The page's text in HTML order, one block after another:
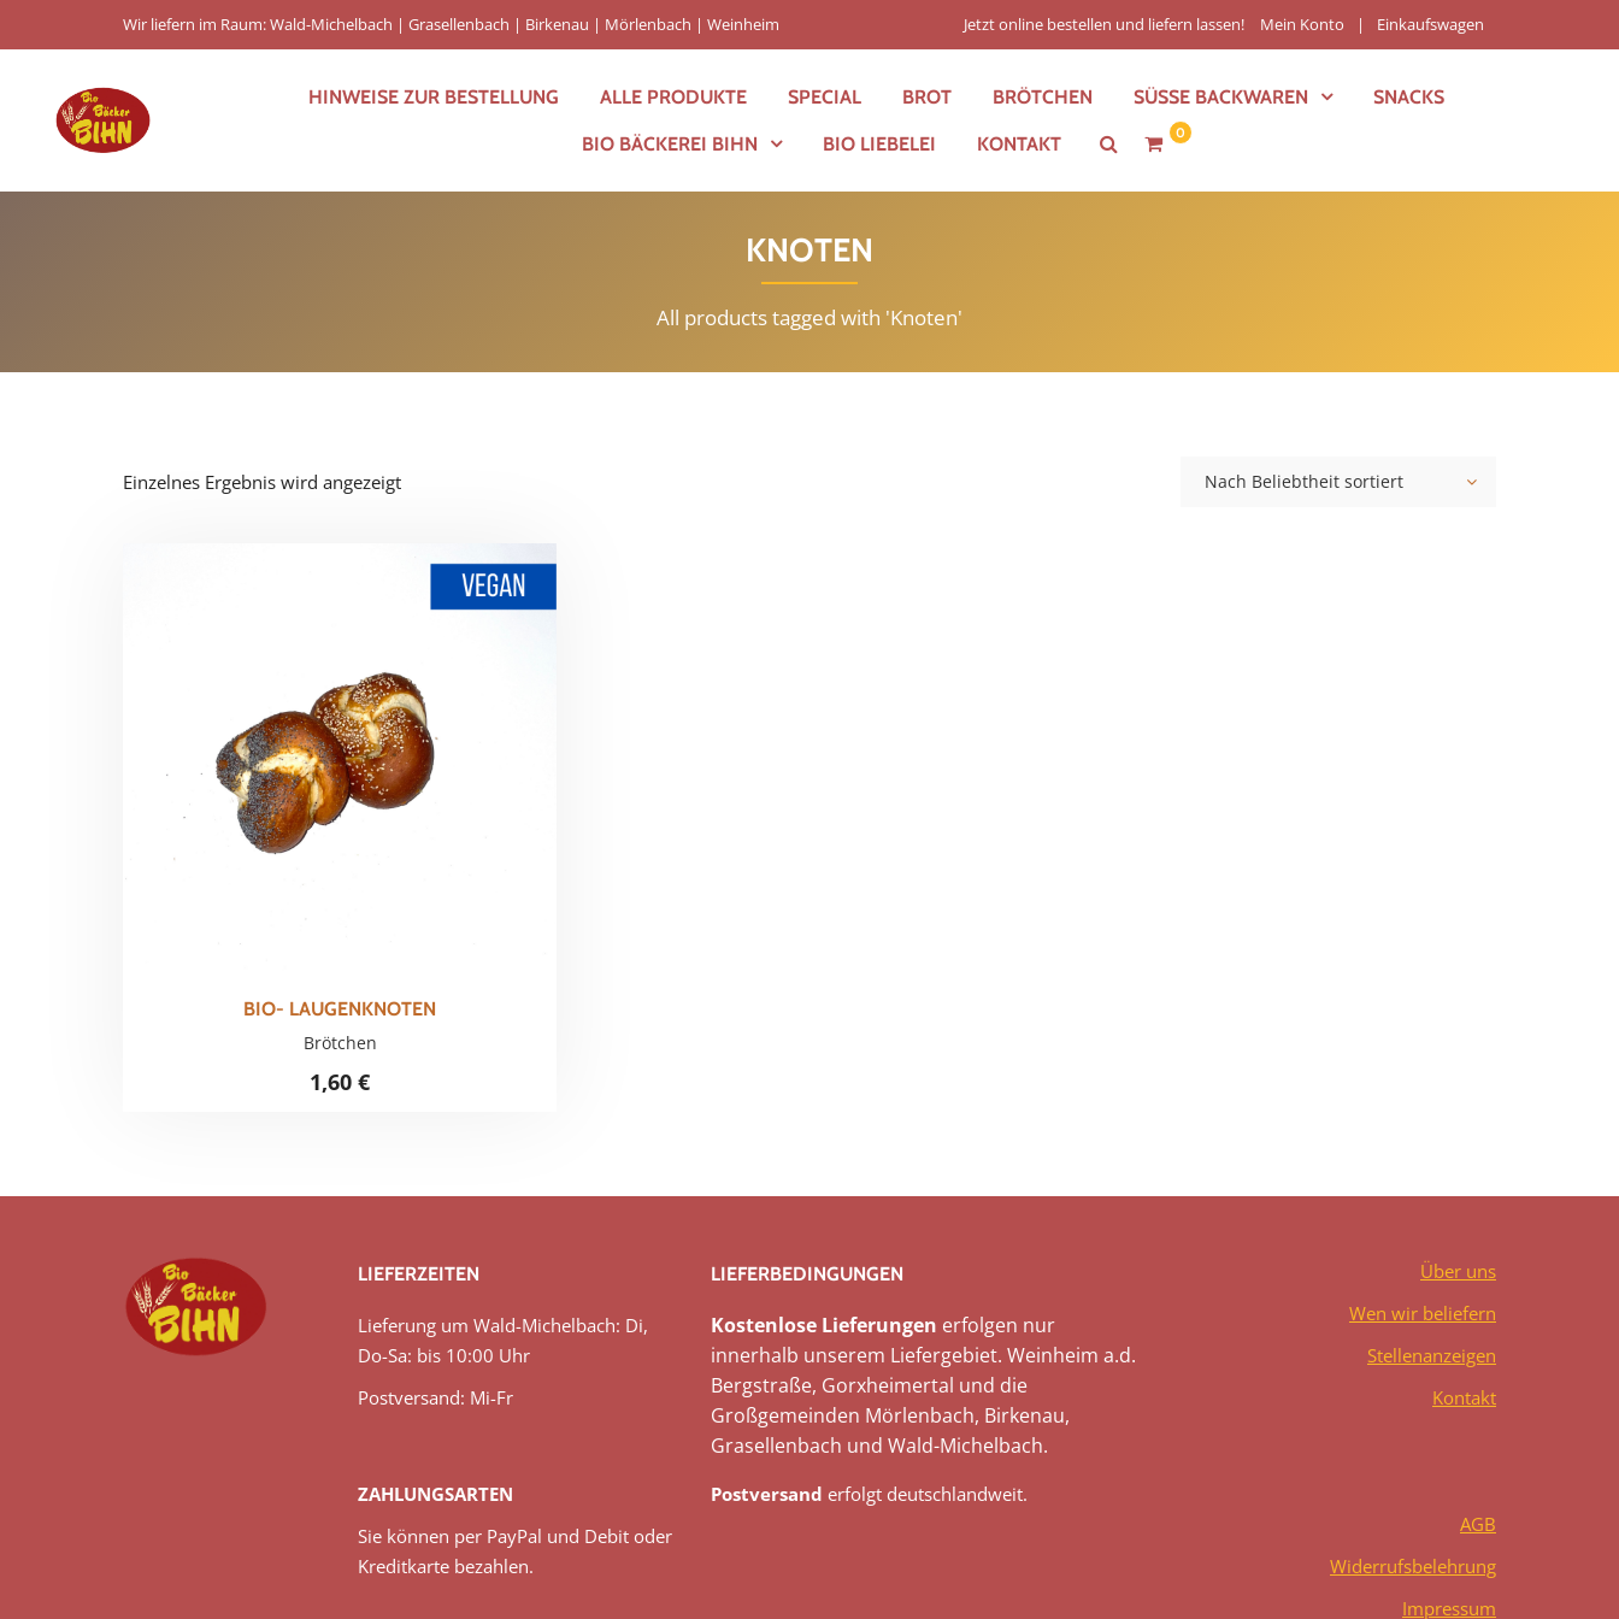
Wir liefern im Raum: Wald-Michelbach | Grasellenbach | Birkenau | Mörlenbach | Weinheim Jetzt online bestellen und liefern lassen! Mein Konto Einkaufswagen
HINWEISE ZUR BESTELLUNG ALLE PRODUKTE SPECIAL BROT BRÖTCHEN SÜSSE BACKWAREN SNACKS
BIO BÄCKEREI BIHN BIO LIEBELEI KONTAKT 0
KNOTEN
All products tagged with 'Knoten'
Einzelnes Ergebnis wird angezeigt Nach Beliebtheit sortiert
BIO- LAUGENKNOTEN
Brötchen
1,60 €
LIEFERZEITEN
Lieferung um Wald-Michelbach: Di,
Do-Sa: bis 10:00 Uhr
Postversand: Mi-Fr
ZAHLUNGSARTEN
Sie können per PayPal und Debit oder
Kreditkarte bezahlen.
LIEFERBEDINGUNGEN
Kostenlose Lieferungen erfolgen nur
innerhalb unserem Liefergebiet. Weinheim a.d.
Bergstraße, Gorxheimertal und die
Großgemeinden Mörlenbach, Birkenau,
Grasellenbach und Wald-Michelbach.
Postversand erfolgt deutschlandweit.
Über uns
Wen wir beliefern
Stellenanzeigen
Kontakt
AGB
Widerrufsbelehrung
Impressum